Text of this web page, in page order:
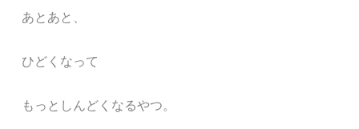
あとあと、
ひどくなって
もっとしんどくなるやつ。